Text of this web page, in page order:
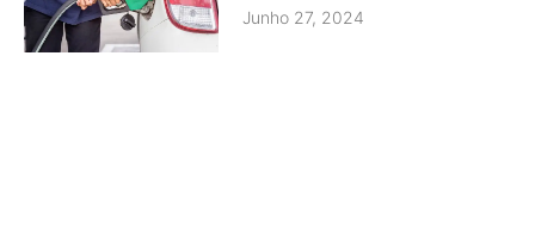
Junho 27, 2024